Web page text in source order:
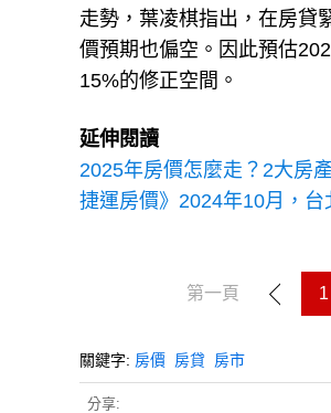
走勢，葉凌棋指出，在房貸
價預期也偏空。因此預估
15%的修正空間。
延伸閱讀
2025年房價怎麼走？2大房
捷運房價》2024年10月，
第一頁 1
關鍵字: 房價 房貸 房市
分享: